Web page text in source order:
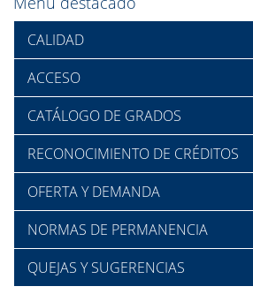
CALIDAD
ACCESO
CATÁLOGO DE GRADOS
RECONOCIMIENTO DE CRÉDITOS
OFERTA Y DEMANDA
NORMAS DE PERMANENCIA
QUEJAS Y SUGERENCIAS